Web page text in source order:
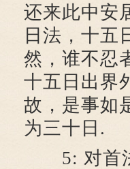
还来此中安
日法，十五
然，谁不忍
十五日出界
故，是事如
为三十日.
5: 对首法